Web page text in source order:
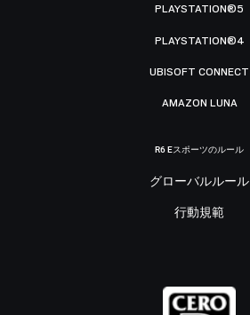
PLAYSTATION®5
PLAYSTATION®4
UBISOFT CONNECT
AMAZON LUNA
R6 Eスポーツのルール
グローバルルール
行動規範